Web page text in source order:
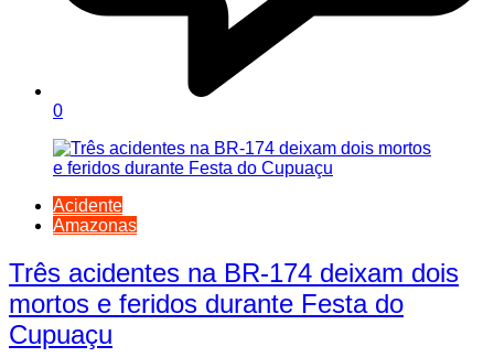
0
Acidente
Amazonas
Três acidentes na BR-174 deixam dois
mortos e feridos durante Festa do
Cupuaçu